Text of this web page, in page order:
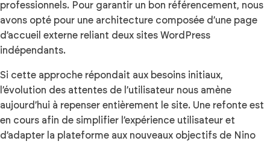
professionnels. Pour garantir un bon référencement, nous
avons opté pour une architecture composée d’une page
d’accueil externe reliant deux sites WordPress
indépendants.
Si cette approche répondait aux besoins initiaux,
l’évolution des attentes de l’utilisateur nous amène
aujourd’hui à repenser entièrement le site. Une refonte est
en cours afin de simplifier l’expérience utilisateur et
d’adapter la plateforme aux nouveaux objectifs de Nino